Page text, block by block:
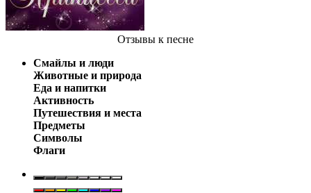
Отзывы к песне
Смайлы и люди
Животные и природа
Еда и напитки
Активность
Путешествия и места
Предметы
Символы
Флаги